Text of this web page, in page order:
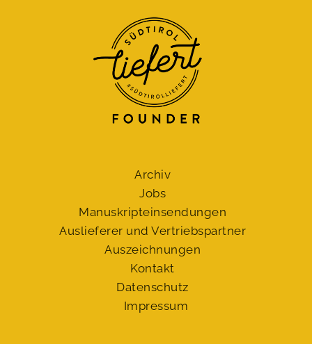
Archiv
Jobs
Manuskript­einsendungen
Auslieferer und Vertriebspartner
Auszeichnungen
Kontakt
Datenschutz
Impressum